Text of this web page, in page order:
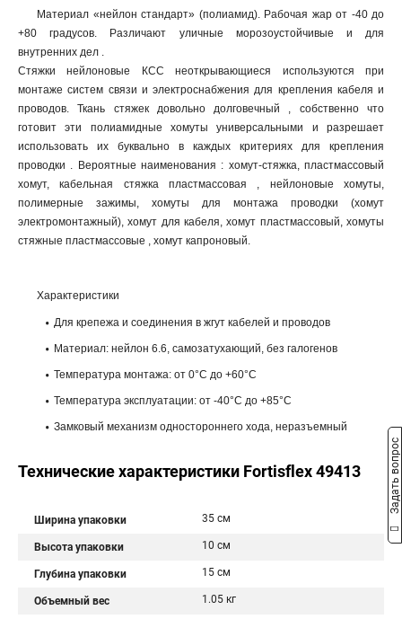
Материал «нейлон стандарт» (полиамид). Рабочая жар от -40 до
+80 градусов. Различают уличные морозоустойчивые и для
внутренних дел .
Стяжки нейлоновые КСС неоткрывающиеся используются при
монтаже систем связи и электроснабжения для крепления кабеля и
проводов. Ткань стяжек довольно долговечный , собственно что
готовит эти полиамидные хомуты универсальными и разрешает
использовать их буквально в каждых критериях для крепления
проводки . Вероятные наименования : хомут-стяжка, пластмассовый
хомут, кабельная стяжка пластмассовая , нейлоновые хомуты,
полимерные зажимы, хомуты для монтажа проводки (хомут
электромонтажный), хомут для кабеля, хомут пластмассовый, хомуты
стяжные пластмассовые , хомут капроновый.
Характеристики
Для крепежа и соединения в жгут кабелей и проводов
Материал: нейлон 6.6, самозатухающий, без галогенов
Температура монтажа: от 0°С до +60°С
Температура эксплуатации: от -40°С до +85°С
Замковый механизм одностороннего хода, неразъемный
Технические характеристики Fortisflex 49413
Ширина упаковки 35 см
Высота упаковки 10 см
Глубина упаковки 15 см
Объемный вес 1.05 кг
Задать вопрос